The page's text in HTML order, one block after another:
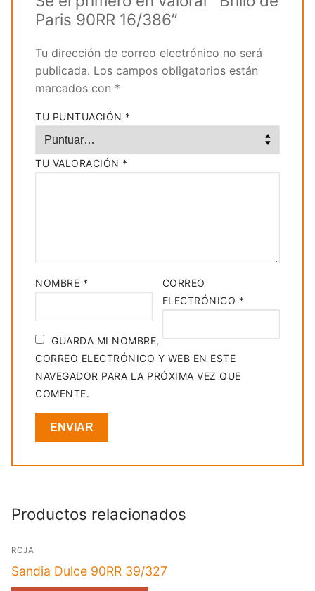
Paris 90RR 16/386”
Tu dirección de correo electrónico no será
publicada. Los campos obligatorios están
marcados con *
TU PUNTUACIÓN *
TU VALORACIÓN *
NOMBRE *
CORREO
ELECTRÓNICO *
GUARDA MI NOMBRE,
CORREO ELECTRÓNICO Y WEB EN ESTE
NAVEGADOR PARA LA PRÓXIMA VEZ QUE
COMENTE.
Productos relacionados
ROJA
Sandia Dulce 90RR 39/327